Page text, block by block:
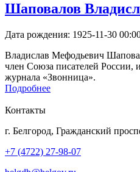
Шаповалов
Дата рождения: 1925-11-30
Владислав Мефодьевич
член Союза писателей России,
журнала «Звонница».
Подробнее
Контакты
г. Белгород, Гражданский
+7 (4722) 27-98-07